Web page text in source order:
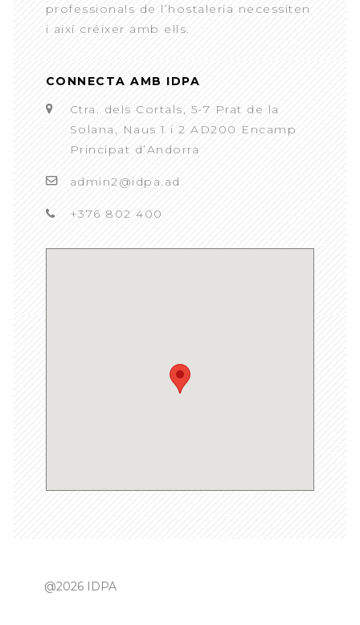
professionals de l’hostaleria necessiten
i així créixer amb ells.
CONNECTA AMB IDPA
Ctra. dels Cortals, 5-7 Prat de la
Solana, Naus 1 i 2 AD200 Encamp
Principat d’Andorra
admin2@idpa.ad
+376 802 400
@2026 IDPA